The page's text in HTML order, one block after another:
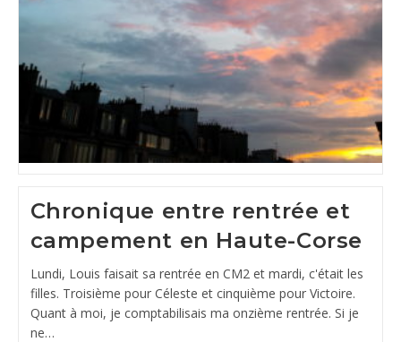
Chronique entre rentrée et
campement en Haute-Corse
Lundi, Louis faisait sa rentrée en CM2 et mardi, c'était les
filles. Troisième pour Céleste et cinquième pour Victoire.
Quant à moi, je comptabilisais ma onzième rentrée. Si je
ne…